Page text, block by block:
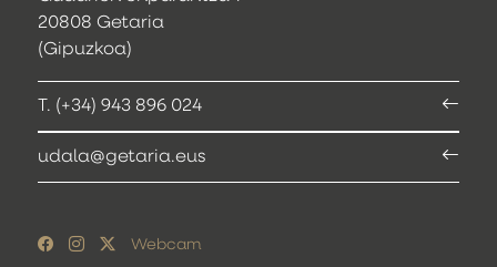
20808 Getaria
(Gipuzkoa)
T. (+34) 943 896 024
udala@getaria.eus
Webcam